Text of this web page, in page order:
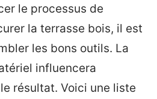
le processus de
la terrasse bois, il est
les bons outils. La
influencera
résultat. Voici une liste